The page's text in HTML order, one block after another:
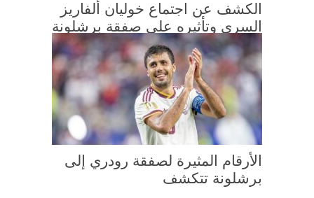
الكشف عن اجتماع خوليان ألفاريز
السري وتأثيره على صفقة برشلونة
الأرقام المثيرة لصفقة رودري إلى
برشلونة تتكشف